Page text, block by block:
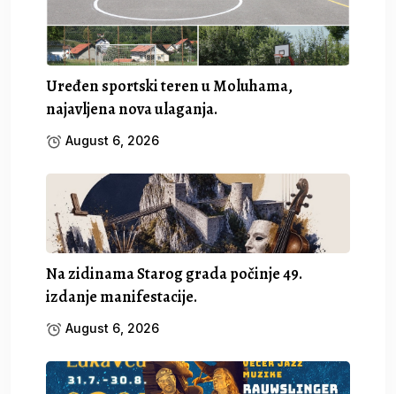
Uređen sportski teren u Moluhama,
najavljena nova ulaganja.
August 6, 2026
Na zidinama Starog grada počinje 49.
izdanje manifestacije.
August 6, 2026